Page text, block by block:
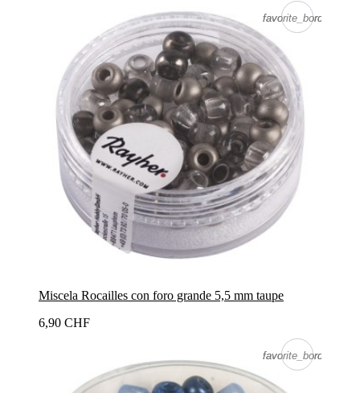
favorite_border
favorite_border
Miscela Rocailles con foro grande 5,5 mm taupe
6,90 CHF
favorite_border
favorite_border